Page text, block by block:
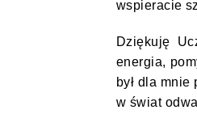
wspieracie
Dziękuję
energia,
był dla
w świat